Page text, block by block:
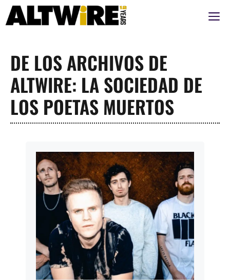
Saltar
al
DE LOS ARCHIVOS DE
ALTWIRE: LA SOCIEDAD DE
LOS POETAS MUERTOS